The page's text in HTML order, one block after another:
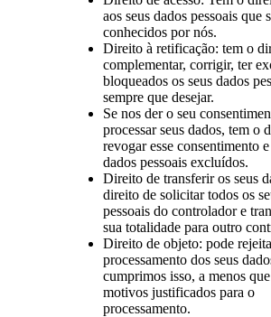
aos seus dados pessoais que
conhecidos por nós.
Direito à retificação: tem o
complementar, corrigir, ter
bloqueados os seus dados
sempre que desejar.
Se nos der o seu
processar seus dados, tem o
revogar esse consentimento
dados pessoais excluídos.
Direito de transferir os seus
direito de solicitar todos os
pessoais do controlador e
sua totalidade para outro
Direito de objeto: pode
processamento dos seus
cumprimos isso, a menos
motivos justificados para o
processamento.